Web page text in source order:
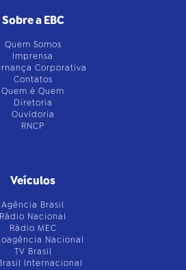
Sobre a EBC
Quem Somos
Imprensa
Corporativa
Contatos
Quem é Quem
Diretoria
Ouvidoria
RNCP
Veículos
Agência Brasil
Rádio Nacional
Rádio MEC
Nacional
TV Brasil
Internacional